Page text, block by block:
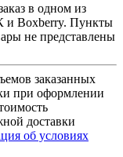
в одном из
и Boxberry. Пункты
не представлены
заказанных
при оформлении
доставки
об условиях